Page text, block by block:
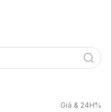
Giá & 24H%